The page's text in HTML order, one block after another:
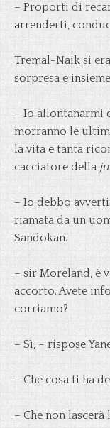
– Proporti di
arrenderti,
Tremal-Naik si
sorpresa e
– Io allontanarmi
morranno le
la vita e tanta
cacciatore della
– Io debbo
riamata da un
Sandokan.
– sir Moreland, è
accorto. Avete
corriamo?
– Sì, – rispose
– Che cosa ti ha
– Che non lascerà